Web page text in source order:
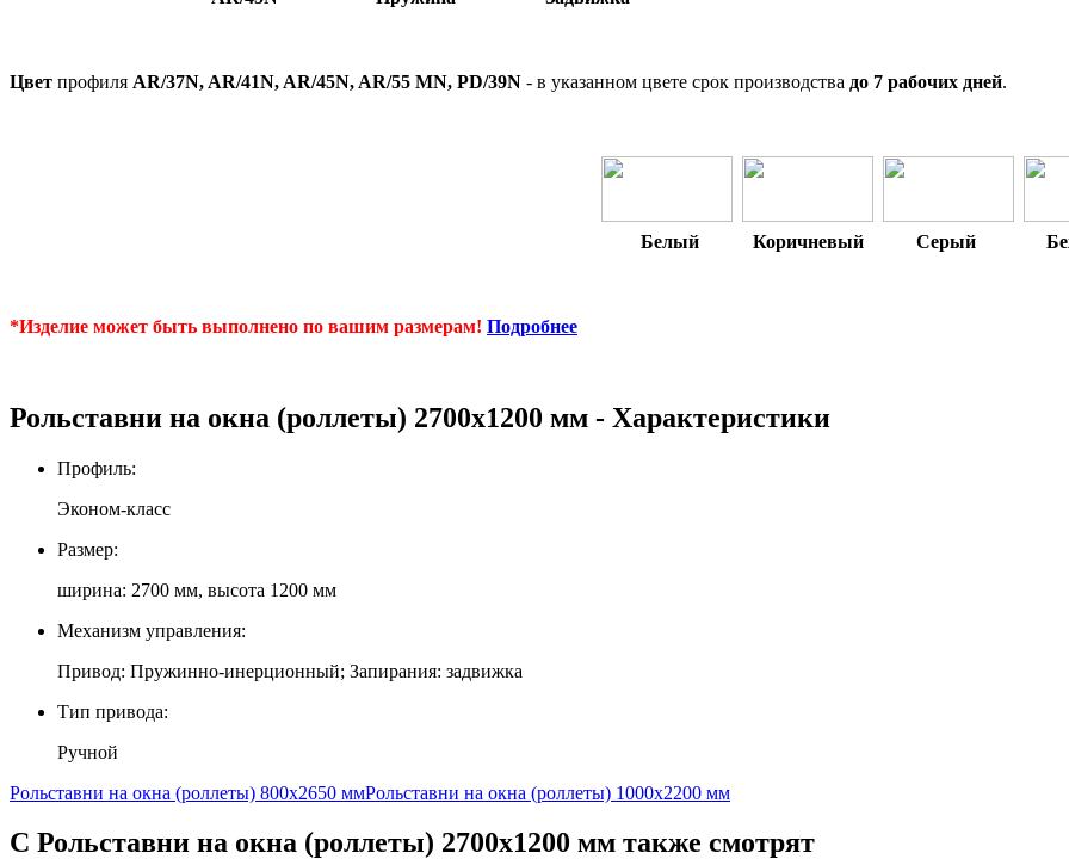
Цвет профиля AR/37N, AR/41N, AR/45N, AR/55 MN, PD/39N - в указанном цвете срок производства до 7 рабочих дней.
Белый Коричневый Серый
*Изделие может быть выполнено по вашим размерам! Подробнее
Рольставни на окна (роллеты) 2700х1200 мм - Характеристики
Профиль:
Эконом-класс
Размер:
ширина: 2700 мм, высота 1200 мм
Механизм управления:
Привод: Пружинно-инерционный; Запирания: задвижка
Тип привода:
Ручной
Рольставни на окна (роллеты) 800х2650 ммРольставни на окна (роллеты) 1000х2200 мм
С Рольставни на окна (роллеты) 2700х1200 мм также смотрят